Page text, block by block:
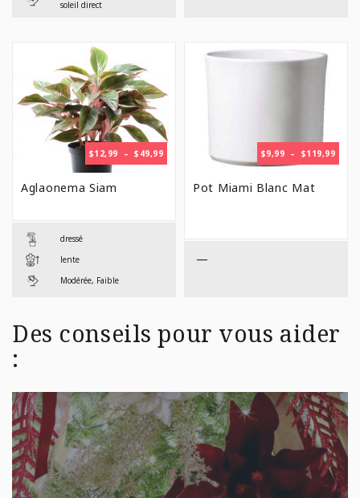
soleil direct
$12,99 – $ 49,99PLAGE
DE
Aglaonema Siam
dressé
lente
Modérée, Faible
$9,99 – $119,99
DE
Pot Miami Blanc Mat
—
Des conseils pour vous aider
: